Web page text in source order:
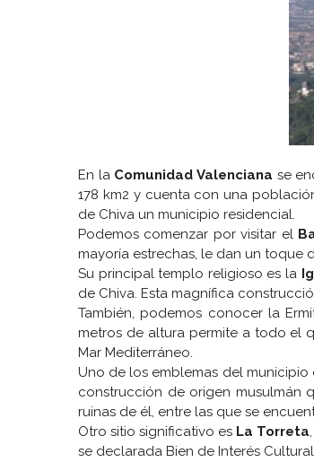
En la Comunidad Valenciana se
178 km2 y cuenta con una
de Chiva un municipio residencial.
Podemos comenzar por visitar el
mayoría estrechas, le dan un toque
Su principal templo religioso es la
de Chiva. Esta magnífica
También, podemos conocer la
metros de altura permite a todo el
Mar Mediterráneo.
Uno de los emblemas del municipio
construcción de origen musulmán
ruinas de él, entre las que se
Otro sitio significativo es La Torreta
se declarada Bien de Interés